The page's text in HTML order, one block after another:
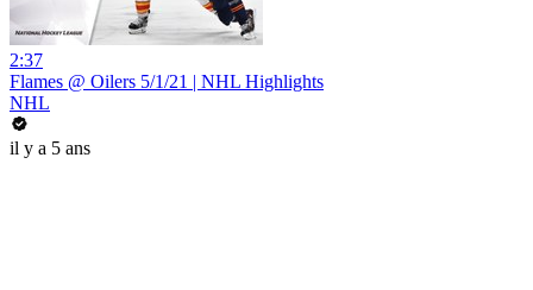
2:37
Flames @ Oilers 5/1/21 | NHL Highlights
NHL
il y a 5 ans